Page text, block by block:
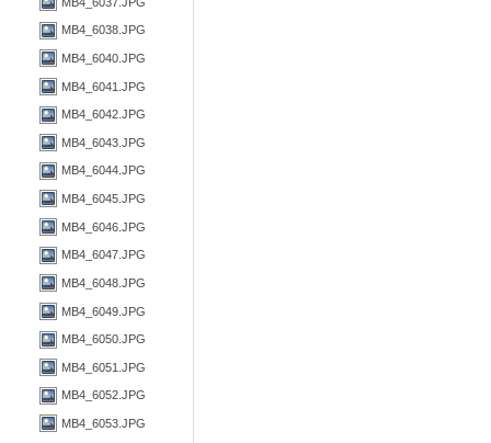
MB4_6038.JPG
MB4_6040.JPG
MB4_6041.JPG
MB4_6042.JPG
MB4_6043.JPG
MB4_6044.JPG
MB4_6045.JPG
MB4_6046.JPG
MB4_6047.JPG
MB4_6048.JPG
MB4_6049.JPG
MB4_6050.JPG
MB4_6051.JPG
MB4_6052.JPG
MB4_6053.JPG